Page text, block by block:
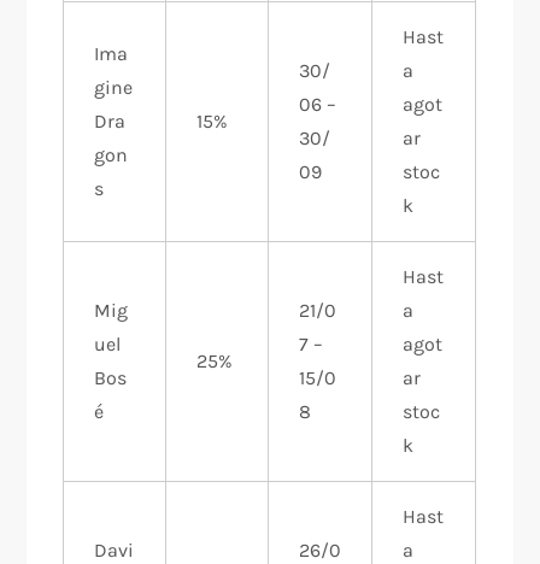
Ima
gine
Dra
gon
s
15%
30/
06 –
30/
09
Hast
a
agot
ar
stoc
k
Mig
uel
Bos
é
25%
21/0
7 –
15/0
8
Hast
a
agot
ar
stoc
k
Davi
26/0
Hast
a